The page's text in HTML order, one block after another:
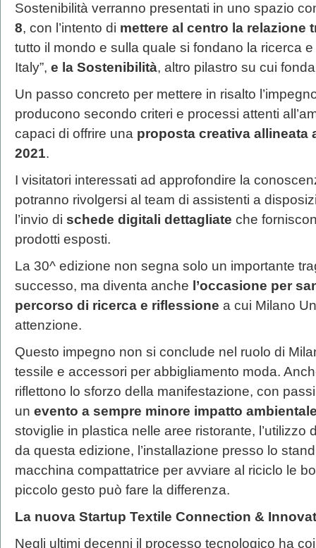
Sostenibilità verranno presentati in uno spazio
8, con l’intento di mettere al centro la relazione
tutto il mondo e sulla quale si fondano la ricerca
Italy”, e la Sostenibilità, altro pilastro su cui
Un passo concreto per mettere in risalto
producono secondo criteri e processi attenti
capaci di offrire una proposta creativa allineata
2021.
I visitatori interessati ad approfondire la
potranno rivolgersi al team di assistenti a
l’invio di schede digitali dettagliate che
prodotti esposti.
La 30^ edizione non segna solo un importante
successo, ma diventa anche l’occasione per
percorso di ricerca e riflessione a cui Milano
attenzione.
Questo impegno non si conclude nel ruolo di
tessile e accessori per abbigliamento moda.
riflettono lo sforzo della manifestazione, con
un evento a sempre minore impatto
stoviglie in plastica nelle aree ristorante, l’utilizzo
da questa edizione, l’installazione presso lo
macchina compattatrice per avviare al riciclo le
piccolo gesto può fare la differenza.
La nuova Startup Textile Connection &
Negli ultimi decenni il processo tecnologico ha